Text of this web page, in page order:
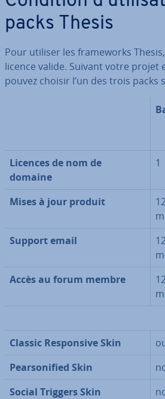
packs Thesis
Pour utiliser les fra­me­works
licence valide. Suivant votre projet
pouvez choisir l’un des trois packs
Licences de nom de
domaine
1
Mises à jour produit
Support email
Accès au forum membre
Classic Res­pon­sive Skin
Pear­so­ni­fied Skin
Social Triggers Skin